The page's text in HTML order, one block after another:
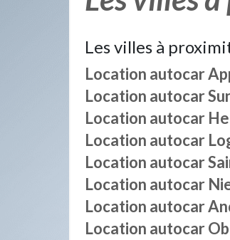
Les villes à
Location autocar
Location autocar
Location autocar
Location autocar
Location autocar
Location autocar
Location autocar
Location autocar